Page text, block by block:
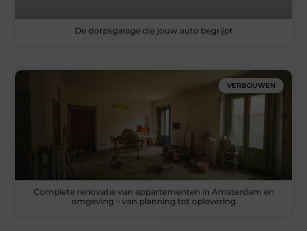
De dorpsgarage die jouw auto begrijpt
VERBOUWEN
Complete renovatie van appartementen in Amsterdam en
omgeving – van planning tot oplevering